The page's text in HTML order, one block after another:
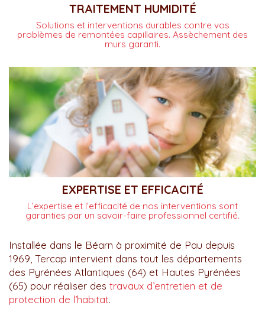
TRAITEMENT HUMIDITÉ
Solutions et interventions durables contre vos
problèmes de remontées capillaires. Assèchement des
murs garanti.
EXPERTISE ET EFFICACITÉ
L’expertise et l’efficacité de nos interventions sont
garanties par un savoir-faire professionnel certifié.
Installée dans le Béarn à proximité de Pau depuis
1969, Tercap intervient dans tout les départements
des Pyrénées Atlantiques (64) et Hautes Pyrénées
(65) pour réaliser des travaux d’entretien et de
protection de l’habitat.